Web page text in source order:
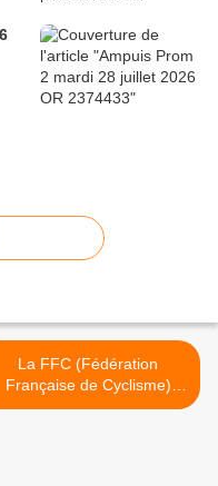
La FFC (Fédération
Française de Cyclisme)
pour une reprise libre du